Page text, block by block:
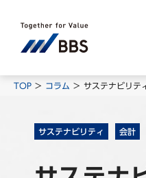
TOP コラム サステナビリテ
サステナビリティ 会計